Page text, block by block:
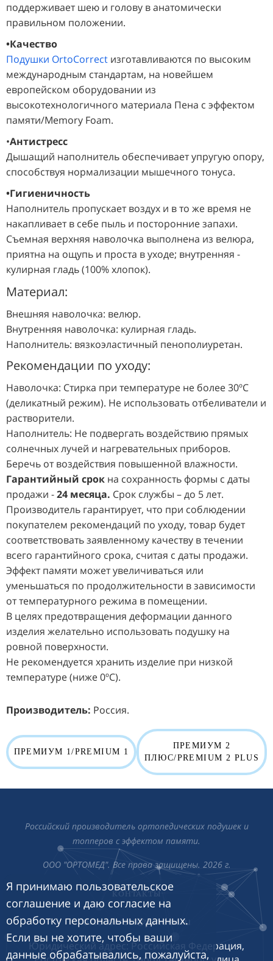
поддерживает шею и голову в анатомически
правильном положении.
•Качество
Подушки OrtoCorrect изготавливаются по высоким
международным стандартам, на новейшем
европейском оборудовании из
высокотехнологичного материала Пена с эффектом
памяти/Memory Foam.
•Антистресс
Дышащий наполнитель обеспечивает упругую опору,
способствуя нормализации мышечного тонуса.
•Гигиеничность
Наполнитель пропускает воздух и в то же время не
накапливает в себе пыль и посторонние запахи.
Съемная верхняя наволочка выполнена из велюра,
приятна на ощупь и проста в уходе; внутренняя -
кулирная гладь (100% хлопок).
Материал:
Внешняя наволочка: велюр.
Внутренняя наволочка: кулирная гладь.
Наполнитель: вязкоэластичный пенополиуретан.
Рекомендации по уходу:
Наволочка: Стирка при температуре не более 30ºС
(деликатный режим). Не использовать отбеливатели и
растворители.
Наполнитель: Не подвергать воздействию прямых
солнечных лучей и нагревательных приборов.
Беречь от воздействия повышенной влажности.
Гарантийный срок на сохранность формы с даты
продажи -24 месяца. Срок службы – до 5 лет.
Производитель гарантирует, что при соблюдении
покупателем рекомендаций по уходу, товар будет
соответствовать заявленному качеству в течении
всего гарантийного срока, считая с даты продажи.
Эффект памяти может увеличиваться или
уменьшаться по продолжительности в зависимости
от температурного режима в помещении.
В целях предотвращения деформации данного
изделия желательно использовать подушку на
ровной поверхности.
Не рекомендуется хранить изделие при низкой
температуре (ниже 0ºС).
Производитель: Россия.
ПРЕМИУМ 1/PREMIUM 1
ПРЕМИУМ 2
ПЛЮС/PREMIUM 2 PLUS
Российский производитель ортопедических подушек и
топперов с эффектом памяти.
ООО "ОРТОМЕД". Все права защищены. 2026 г.
КОНТАКТЫ
ortocorrect@yandex.ru
Юридический адрес: Российская Федерация,
Я принимаю пользовательское
соглашение и даю согласие на
обработку персональных данных.
Если вы не хотите, чтобы ваши
данные обрабатывались, пожалуйста,